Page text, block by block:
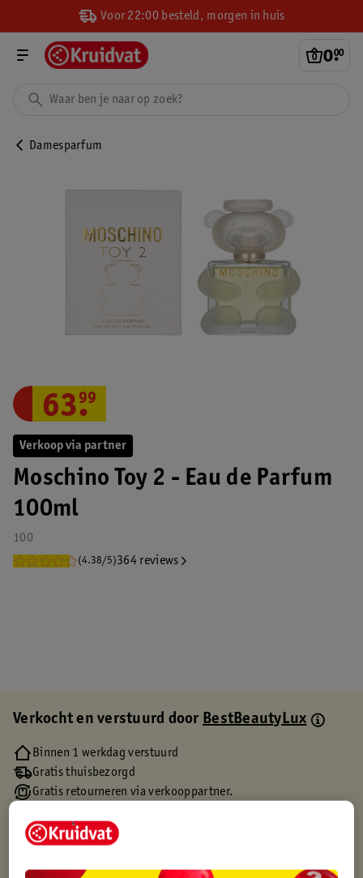
Voor 22:00 besteld, morgen in huis
0.
00
Damesparfum
Verkoop via partner
Moschino Toy 2 - Eau de Parfum
100ml
100
(4.38/5)364 reviews
63.
99
Verkocht en verstuurd doorBestBeautyLux
Binnen 1 werkdag verstuurd
Gratis thuisbezorgd
Gratis retourneren via verkooppartner.